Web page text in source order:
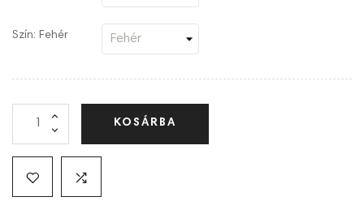
Szín: Fehér
KOSÁRBA